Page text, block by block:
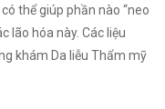
thể giúp phần nào “neo
lão hóa này. Các liệu
khám Da liễu Thẩm mỹ